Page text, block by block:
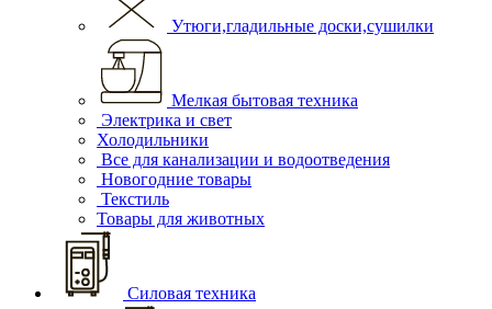
Утюги,гладильные доски,сушилки
Мелкая бытовая техника
Электрика и свет
Холодильники
Все для канализации и водоотведения
Новогодние товары
Текстиль
Товары для животных
Силовая техника